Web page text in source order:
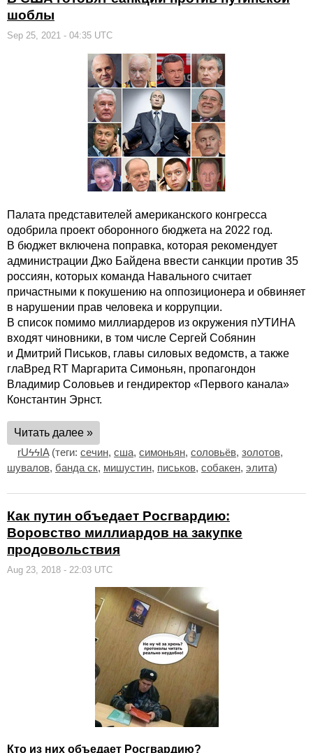
шоблы
Sep 25, 2021 - 04:35 UTC
Палата представителей американского конгресса
одобрила проект оборонного бюджета на 2022 год.
В бюджет включена поправка, которая рекомендует
администрации Джо Байдена ввести санкции против 35
россиян, которых команда Навального считает
причастными к покушению на оппозиционера и обвиняет
в нарушении прав человека и коррупции.
В список помимо миллиардеров из окружения пУТИНА
входят чиновники, в том числе Сергей Собянин
и Дмитрий Письков, главы силовых ведомств, а также
глаВред RT Маргарита Симоньян, пропагондон
Владимир Соловьев и гендиректор «Первого канала»
Константин Эрнст.
Читать далее »
rUϟϟIA(теги: сечин, сша, симоньян, соловьёв, золотов,
шувалов, банда ск, мишустин, письков, собакен, элита)
Как путин объедает Росгвардию:
Воровство миллиардов на закупке
продовольствия
Aug 23, 2018 - 22:03 UTC
Кто из них объедает Росгвардию?